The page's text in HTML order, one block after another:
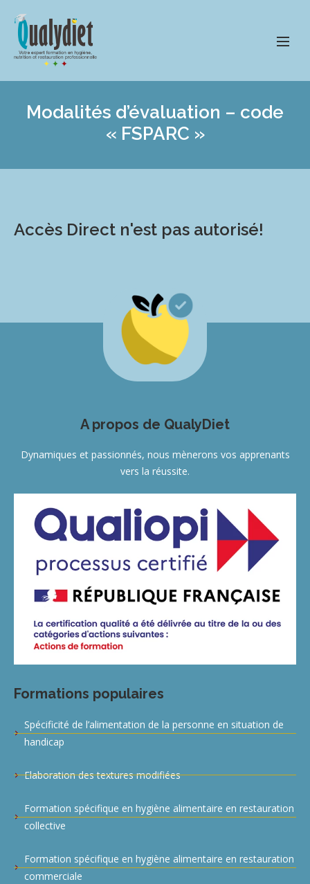
Modalités d’évaluation – code
« FSPARC »
Accès Direct n'est pas autorisé!
A propos de QualyDiet
Dynamiques et passionnés, nous mènerons vos apprenants
vers la réussite.
Formations populaires
Spécificité de l’alimentation de la personne en situation de
handicap
Elaboration des textures modifiées
Formation spécifique en hygiène alimentaire en restauration
collective
Formation spécifique en hygiène alimentaire en restauration
commerciale